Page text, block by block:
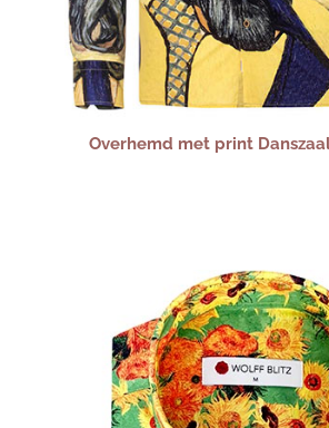
Overhemd met print